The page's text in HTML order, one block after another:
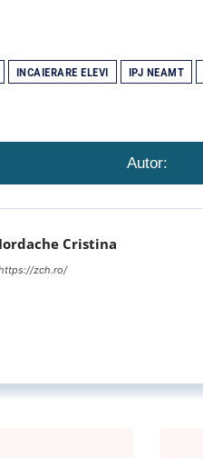
INCAIERARE ELEVI IPJ NEAMT
Autor:
Iordache Cristina
zch.ro/